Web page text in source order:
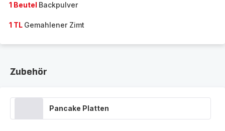
1 Beutel Backpulver
1 TL Gemahlener Zimt
Zubehör
Pancake Platten